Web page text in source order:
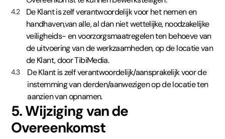
4.2
De Klant is zelf verantwoordelijk voor het nemen en
handhaven,van alle, al dan niet wettelijke, noodzakelijke
veiligheids- en voorzorgsmaatregelen ten behoeve van
de uitvoering van de werkzaamheden, op de locatie van
de Klant, door TibiMedia.
4.3
De Klant is zelf verantwoordelijk/aansprakelijk voor de
instemming van derden/aanwezigen op de locatie ten
aanzien van opnamen.
5. Wijziging van de
Overeenkomst